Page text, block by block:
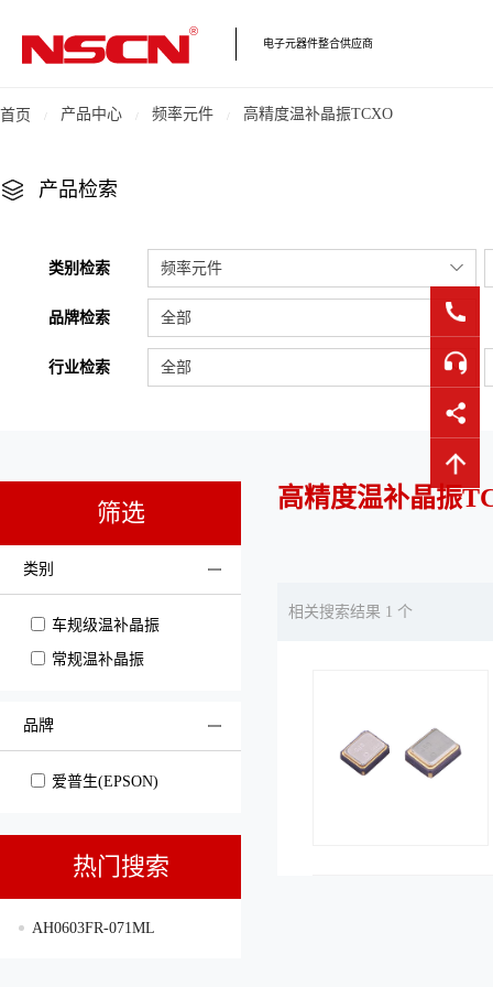
电子元器件整合供应商
首页 产品中心 频率元件 高精度温补晶振TCXO
产品检索
类别检索 频率元件
品牌检索 全部
行业检索 全部
筛选
类别
车规级温补晶振
常规温补晶振
品牌
爱普生(EPSON)
热门搜索
AH0603FR-071ML
高精度温补晶振
相关搜索结果 1 个